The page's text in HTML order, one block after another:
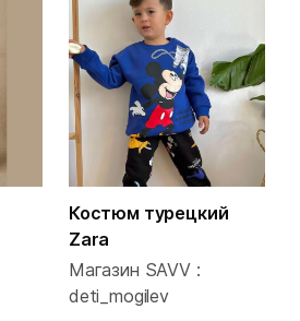
Костюм турецкий
Zara
Магазин SAVV :
deti_mogilev